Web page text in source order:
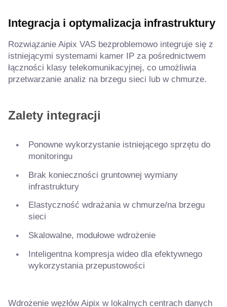
Integracja i optymalizacja infrastruktury
Rozwiązanie Aipix VAS bezproblemowo integruje się z
istniejącymi systemami kamer IP za pośrednictwem
łączności klasy telekomunikacyjnej, co umożliwia
przetwarzanie analiz na brzegu sieci lub w chmurze.
Zalety integracji
Ponowne wykorzystanie istniejącego sprzętu do
monitoringu
Brak konieczności gruntownej wymiany
infrastruktury
Elastyczność wdrażania w chmurze/na brzegu
sieci
Skalowalne, modułowe wdrożenie
Inteligentna kompresja wideo dla efektywnego
wykorzystania przepustowości
Wdrożenie węzłów Aipix w lokalnych centrach danych